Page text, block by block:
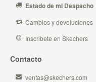
Estado de mi Despacho
Cambios y devoluciones
Inscribete en Skechers
Contacto
ventas@skechers.com